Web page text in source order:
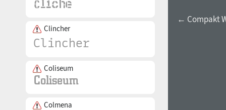
Clincher
Coliseum
Colmena
← Compakt